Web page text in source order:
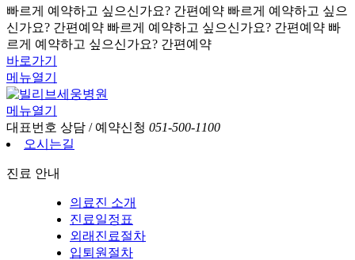
빠르게 예약하고 싶으신가요? 간편예약 빠르게 예약하고 싶으
신가요? 간편예약 빠르게 예약하고 싶으신가요? 간편예약 빠
르게 예약하고 싶으신가요? 간편예약
바로가기
메뉴열기
메뉴열기
대표번호 상담 / 예약신청 051-500-1100
오시는길
진료 안내
의료진 소개
진료일정표
외래진료절차
입퇴원절차